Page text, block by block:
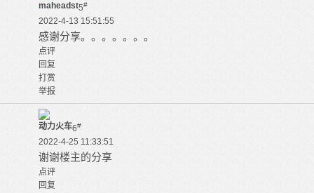
maheadst5#
2022-4-13 15:51:55
感谢分享。。。。。。。
点评
回复
打赏
举报
动力火车6#
2022-4-25 11:33:51
谢谢楼主的分享
点评
回复